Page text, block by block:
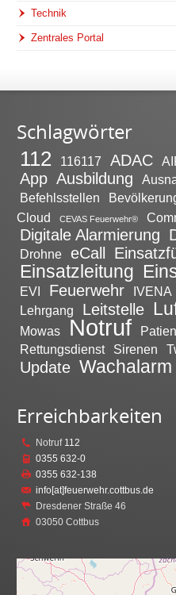
Technik
Zentrales Portal
Schlagwörter
112 116117 ADAC
App Ausbildung
Befehlsstellen
Cloud
CEVAS Feuerwehr®
Digitale Alarmierung
Drohne eCall
Einsatzleitung
EVI Feuerwehr IVENA
Lehrgang
Leitstelle
Mowas
Notruf
Rettungsdienst
Sirenen
Update Wachalarm
Erreichbarkeiten
Notruf 112
0355 632-0
0355 632-138
info[at]feuerwehr.cottbus.de
Dresdener Straße 46
03050 Cottbus